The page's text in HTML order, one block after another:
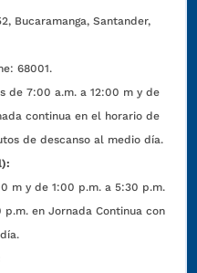
Bucaramanga, Santander,
68001.
de 7:00 a.m. a 12:00 m y de
continua en el horario de
de descanso al medio día.
m y de 1:00 p.m. a 5:30 p.m.
en Jornada Continua con